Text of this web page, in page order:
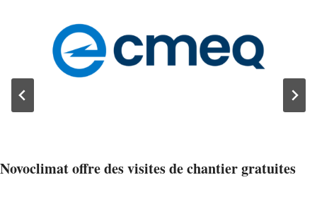
Novoclimat offre des visites de chantier gratuites